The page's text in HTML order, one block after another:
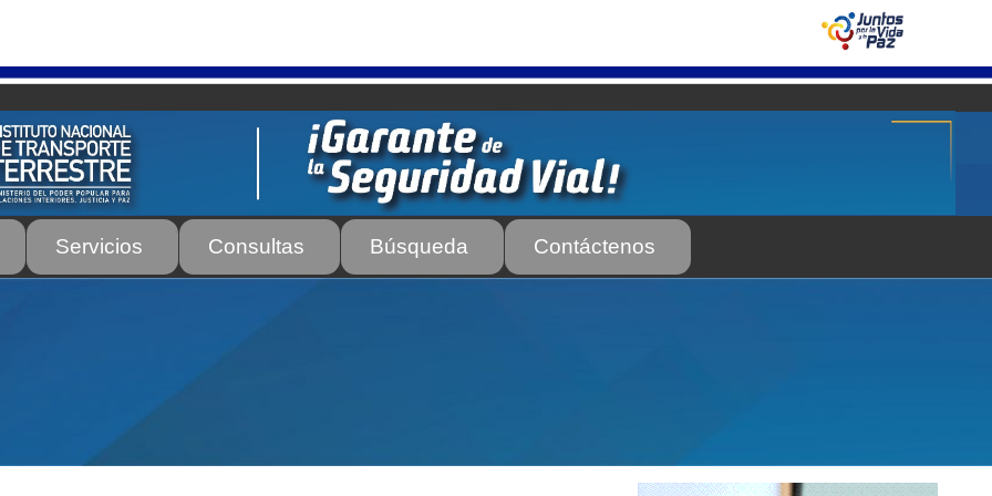
Servicios Consultas Búsqueda Contáctenos
e Instructores de Manejo Estacionamientos registrados ante el INTT Estructura Organizativa del INTT Homologación